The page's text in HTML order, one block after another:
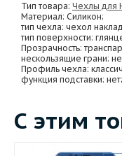
Тип товара: Чехлы для
Материал: Силикон;
тип чехла: чехол
тип поверхности:
Прозрачность:
нескользящие грани:
Профиль чехла:
функция подставки: нет;
С этим